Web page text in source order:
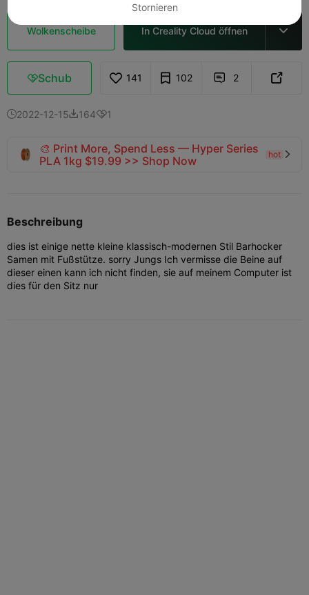
Wolkenscheibe In Creality Cloud öffnen 
Schub 141 102  2 
2022-12-151641
🎨 Print More, Spend Less — Hyper Series
PLA 1kg $19.99 >> Shop Now
hot 
Beschreibung
dies ist einige nette kleine klassisch-modernen Stil Barhocker
Samen mit Fußstütze. sorry Jungs Ich vermisse die Beine auf
dieser einen kann ich nicht finden, sie auf meinem Computer ist
dies für den Sitz nur
Stornieren